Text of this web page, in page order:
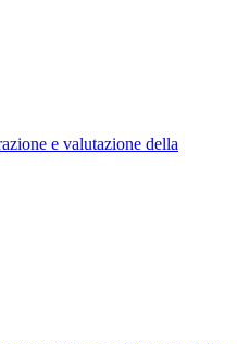
e valutazione della